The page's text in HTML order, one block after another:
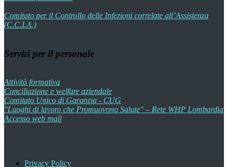
Comitato per il Controllo delle Infezioni correlate all’Assistenza
(C.C.I.A.)
Servizi per il personale
Attività formativa
Conciliazione e welfare aziendale
Comitato Unico di Garanzia - CUG
"Luoghi di lavoro che Promuovono Salute" – Rete WHP Lombardia
Accesso web mail
Privacy Policy